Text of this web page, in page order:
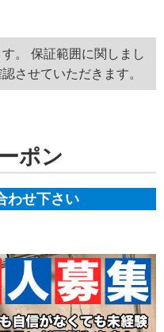
。 保証範囲に関しまし
させていただきます。
ポン
わせ下さい